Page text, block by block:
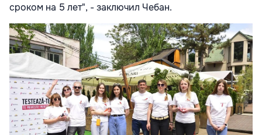
сроком на 5 лет", - заключил Чебан.